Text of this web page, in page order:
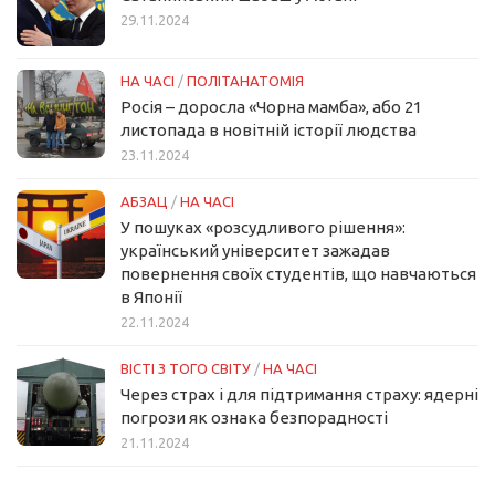
29.11.2024
НА ЧАСІ / ПОЛІТАНАТОМІЯ
Росія – доросла «Чорна мамба», або 21
листопада в новітній історії людства
23.11.2024
АБЗАЦ / НА ЧАСІ
У пошуках «розсудливого рішення»:
український університет зажадав
повернення своїх студентів, що навчаються
в Японії
22.11.2024
ВІСТІ З ТОГО СВІТУ / НА ЧАСІ
Через страх і для підтримання страху: ядерні
погрози як ознака безпорадності
21.11.2024